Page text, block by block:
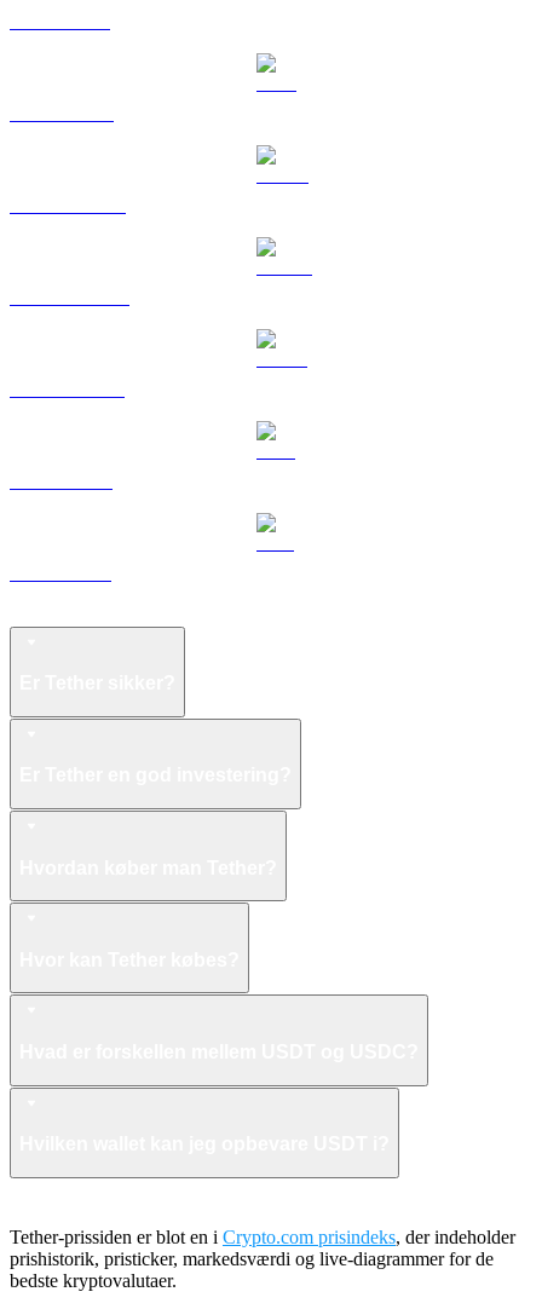
Tether-prissiden er blot en i Crypto.com prisindeks, der indeholder
prishistorik, pristicker, markedsværdi og live-diagrammer for de
bedste kryptovalutaer.